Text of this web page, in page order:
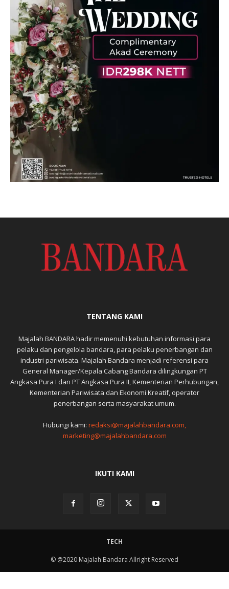
TENTANG KAMI
Majalah BANDARA hadir memenuhi kebutuhan informasi para
pelaku dan pengelola bandara, para pelaku penerbangan dan
industri pariwisata. Majalah Bandara menjadi referensi para
General Manager/Kepala Cabang Bandara dilingkungan PT
Angkasa Pura I dan PT Angkasa Pura II, Kementerian Perhubungan,
Kementerian Pariwisata dan Ekonomi Kreatif, operator
penerbangan serta masyarakat umum.
Hubungi kami: redaksi@majalahbandara.com,
marketing@majalahbandara.com
IKUTI KAMI
TECH
© @2020 Majalah Bandara Allright Reserved